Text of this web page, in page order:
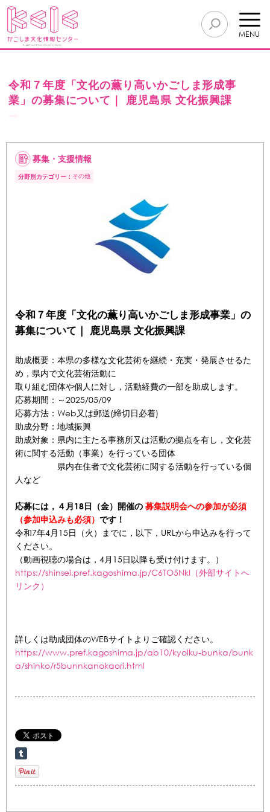
MENU
令和７年度「文化の薫り高いかごしま形成事
業」の募集について｜ 鹿児島県 文化振興課
募集・支援情報
分野別カテゴリー： その他
令和７年度「文化の薫り高いかごしま形成事業」の
募集について｜ 鹿児島県 文化振興課
助成概要：本県の多様な文化芸術を継続・充実・発展させるた
め，県内で文化芸術活動に
取り組む団体や個人に対し，活動経費の一部を助成します。
応募期間：～2025/05/09
応募方法：Web又は郵送(締切日必着)
助成分野：地域振興
助成対象：県内に主たる事務所又は活動の拠点を有し，文化芸
術に関する活動（事業）を行っている団体
県内在住者で文化芸術に関する活動を行っている個
人など
応募には，４月18日（金）開催の 募集説明会への参加が必須
（参加申込みも必須） です！
令和7年4月15日（火）までに，以下，URLから申込みを行って
ください。
（動画視聴の場合は，4月15日以降も受け付けます。）
https://shinsei.pref.kagoshima.jp/C6TO5NkI（外部サイトへ
リンク）
詳しくは助成団体のWEBサイトよりご確認ください。
https://www.pref.kagoshima.jp/ab10/kyoiku-bunka/bunk
a/shinko/r5bunnkanokaori.html